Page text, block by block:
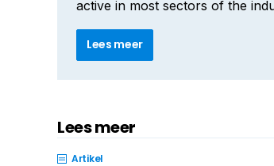
active in most sectors of the
Lees meer
Lees meer
Artikel